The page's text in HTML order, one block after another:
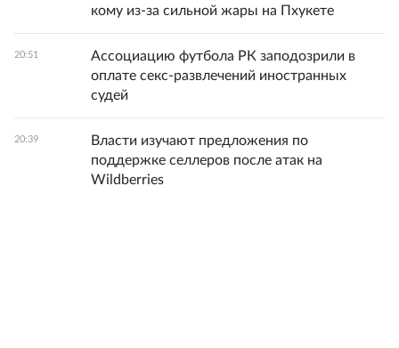
кому из-за сильной жары на Пхукете
20:51
Ассоциацию футбола РК заподозрили в
оплате секс-развлечений иностранных
судей
20:39
Власти изучают предложения по
поддержке селлеров после атак на
Wildberries